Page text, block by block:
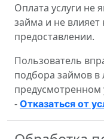
Оплата услуги не
займа и не
предоставлении.
Пользователь
подбора займов в
предусмотренном
- Отказаться от